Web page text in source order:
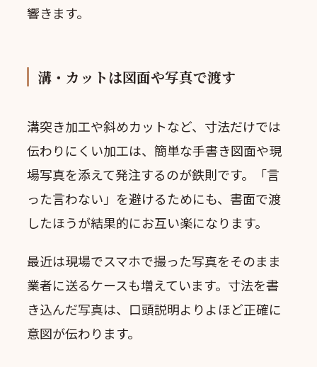
響きます。
溝・カットは図面や写真で渡す
溝突き加工や斜めカットなど、寸法だけでは
伝わりにくい加工は、簡単な手書き図面や現
場写真を添えて発注するのが鉄則です。「言
った言わない」を避けるためにも、書面で渡
したほうが結果的にお互い楽になります。
最近は現場でスマホで撮った写真をそのまま
業者に送るケースも増えています。寸法を書
き込んだ写真は、口頭説明よりよほど正確に
意図が伝わります。